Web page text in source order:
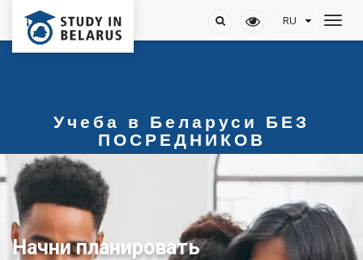
Учеба в Беларуси БЕЗ
ПОСРЕДНИКОВ
Начни планировать
ОБУЧЕНИЕ В БЕЛАРУСИ